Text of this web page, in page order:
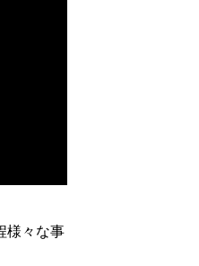
様々な事